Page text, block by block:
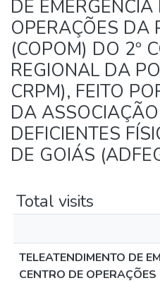
DE
OPERAÇÕES DA
(COPOM) DO 2º
REGIONAL DA
CRPM), FEITO
DA
DEFICIENTES
DE GOIÁS
Total visits
TELEATENDIMENTO DE
CENTRO DE